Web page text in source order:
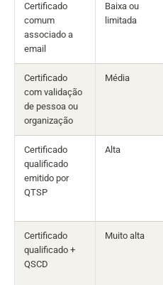
Certificado
comum
associado a
email
Baixa ou
limitada
Certificado
com validação
de pessoa ou
organização
Média
Certificado
qualificado
emitido por
QTSP
Alta
Certificado
qualificado +
QSCD
Muito alta